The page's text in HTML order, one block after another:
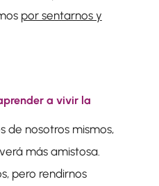
por sentarnos y
a vivir la
de nosotros mismos,
más amistosa.
pero rendirnos